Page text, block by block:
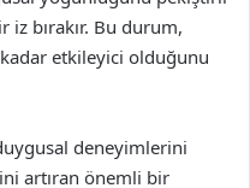
iz bırakır. Bu durum,
etkileyici olduğunu
deneyimlerini
artıran önemli bir